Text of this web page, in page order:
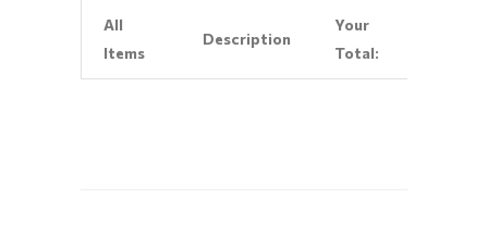
All
Items
Description
Your
Total: